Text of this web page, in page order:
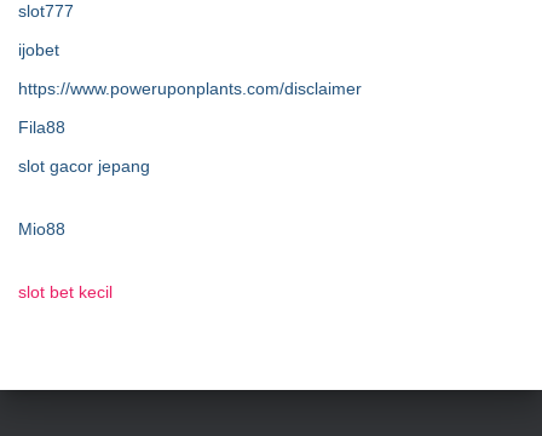
slot777
ijobet
https://www.poweruponplants.com/disclaimer
Fila88
slot gacor jepang
Mio88
slot bet kecil